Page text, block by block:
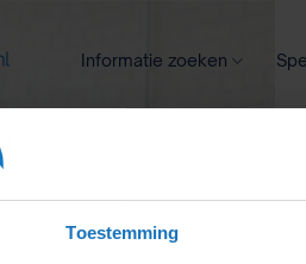
Toestemming
Informatie zoeken